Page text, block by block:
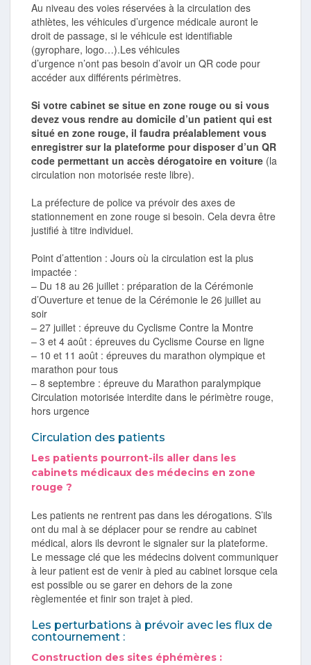
Au niveau des voies réservées à la circulation des
athlètes, les véhicules d’urgence médicale auront le
droit de passage, si le véhicule est identifiable
(gyrophare, logo…).Les véhicules
d’urgence n’ont pas besoin d’avoir un QR code pour
accéder aux différents périmètres.
Si votre cabinet se situe en zone rouge ou si vous
devez vous rendre au domicile d’un patient qui est
situé en zone rouge, il faudra préalablement vous
enregistrer sur la plateforme pour disposer d’un QR
code permettant un accès dérogatoire en voiture (la
circulation non motorisée reste libre).
La préfecture de police va prévoir des axes de
stationnement en zone rouge si besoin. Cela devra être
justifié à titre individuel.
Point d’attention : Jours où la circulation est la plus
impactée :
– Du 18 au 26 juillet : préparation de la Cérémonie
d’Ouverture et tenue de la Cérémonie le 26 juillet au
soir
– 27 juillet : épreuve du Cyclisme Contre la Montre
– 3 et 4 août : épreuves du Cyclisme Course en ligne
– 10 et 11 août : épreuves du marathon olympique et
marathon pour tous
– 8 septembre : épreuve du Marathon paralympique
Circulation motorisée interdite dans le périmètre rouge,
hors urgence
Circulation des patients
Les patients pourront-ils aller dans les
cabinets médicaux des médecins en zone
rouge ?
Les patients ne rentrent pas dans les dérogations. S’ils
ont du mal à se déplacer pour se rendre au cabinet
médical, alors ils devront le signaler sur la plateforme.
Le message clé que les médecins doivent communiquer
à leur patient est de venir à pied au cabinet lorsque cela
est possible ou se garer en dehors de la zone
règlementée et finir son trajet à pied.
Les perturbations à prévoir avec les flux de
contournement :
Construction des sites éphémères :